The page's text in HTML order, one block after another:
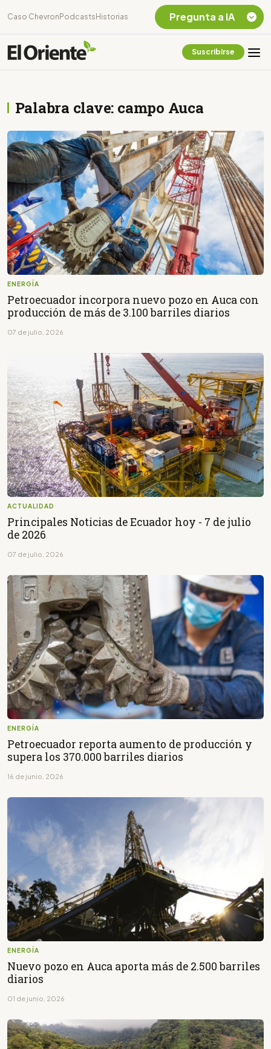
Caso Chevron Podcasts Historias
Suscribirse
Palabra clave: campo Auca
ENERGÍA
Petroecuador incorpora nuevo pozo en Auca con
producción de más de 3.100 barriles diarios
07 de julio, 2026
ACTUALIDAD
Principales Noticias de Ecuador hoy - 7 de julio
de 2026
07 de julio, 2026
ENERGÍA
Petroecuador reporta aumento de producción y
supera los 370.000 barriles diarios
16 de junio, 2026
ENERGÍA
Nuevo pozo en Auca aporta más de 2.500 barriles
diarios
01 de junio, 2026
Pregunta a IA
Listar destinos
Amazonia Ecuatoriana
¿En que consiste la
tasa minera que rige en
Ecuador?